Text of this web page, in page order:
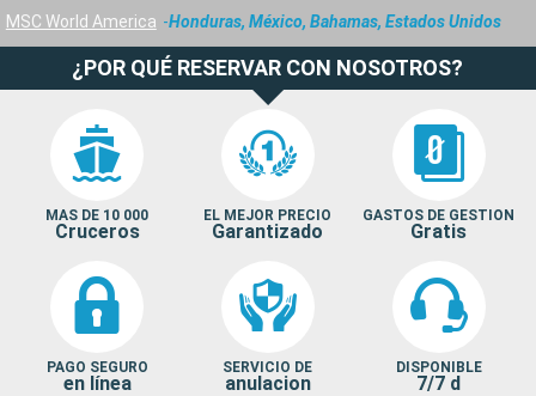
MSC World America
Honduras, México, Bahamas, Estados Unidos
¿POR QUÉ RESERVAR CON NOSOTROS?
MAS DE 10 000
Cruceros
EL MEJOR PRECIO
Garantizado
GASTOS DE GESTION
Gratis
PAGO SEGURO
en línea
SERVICIO DE
anulacion
DISPONIBLE
7/7 d